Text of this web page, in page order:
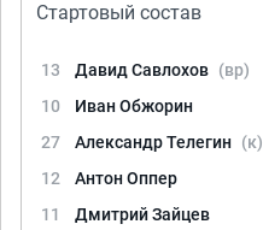
Стартовый состав
13 Давид Савлохов (вр)
10
Иван Обжорин
27
Александр Телегин (к)
12
Антон Оппер
11
Дмитрий Зайцев